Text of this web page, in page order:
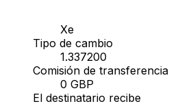
Xe
Tipo de cambio
1.337200
Comisión de transferencia
0 GBP
El destinatario recibe